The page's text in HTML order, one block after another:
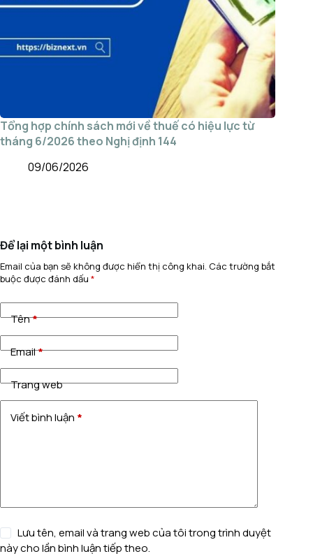
Tổng hợp chính sách mới về thuế có hiệu lực từ
tháng 6/2026 theo Nghị định 144
09/06/2026
Để lại một bình luận
Email của bạn sẽ không được hiển thị công khai. Các trường bắt
buộc được đánh dấu *
Tên*
Email*
Trang web
Viết bình luận *
Lưu tên, email và trang web của tôi trong trình duyệt
này cho lần bình luận tiếp theo.